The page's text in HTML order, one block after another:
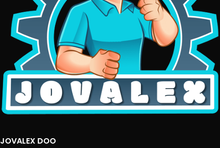
JOVALEX DOO